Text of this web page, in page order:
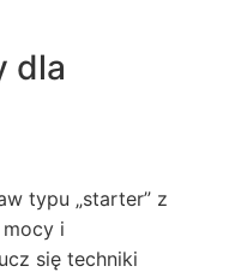
dla
typu „starter” z
i
się techniki